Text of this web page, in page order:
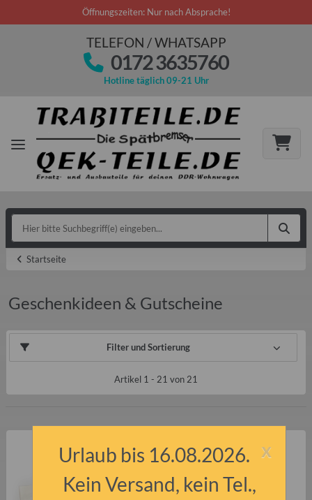
Öffnungszeiten: Nur nach Absprache!
TELEFON / WHATSAPP
0172 3635760
Hotline täglich 09-21 Uhr
Startseite
Geschenkideen & Gutscheine
Filter und Sortierung
Artikel 1 - 21 von 21
x
Urlaub bis 16.08.2026.
Kein Versand, kein Tel.,